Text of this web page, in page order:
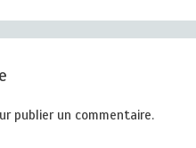
publier un commentaire.